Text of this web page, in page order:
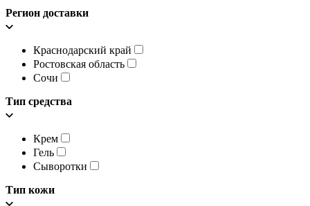
Регион доставки
Краснодарский край
Ростовская область
Сочи
Тип средства
Крем
Гель
Сыворотки
Тип кожи